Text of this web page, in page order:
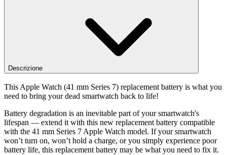
Descrizione
This Apple Watch (41 mm Series 7) replacement battery is what you
need to bring your dead smartwatch back to life!
Battery degradation is an inevitable part of your smartwatch's
lifespan — extend it with this new replacement battery compatible
with the 41 mm Series 7 Apple Watch model. If your smartwatch
won’t turn on, won’t hold a charge, or you simply experience poor
battery life, this replacement battery may be what you need to fix it.